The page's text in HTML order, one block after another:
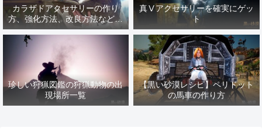
カラザドアクセサリーの作り
方、強化方法、改良方法などま
とめ【黒い砂漠冒険日誌１４１
真Ⅴアクセサリーを確実にゲッ
ト
珍しい狩猟図鑑の狩猟動物の出
現場所一覧
【黒い砂漠レシピ】ペリドット
の馬車の作り方